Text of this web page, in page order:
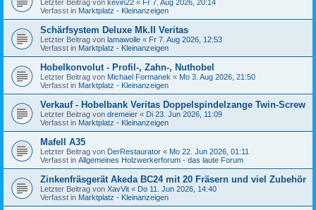
Letzter Beitrag von kevin22 « Fr 7. Aug 2026, 20:14
Verfasst in Marktplatz - Kleinanzeigen
Schärfsystem Deluxe Mk.II Veritas
Letzter Beitrag von lamawolle « Fr 7. Aug 2026, 12:53
Verfasst in Marktplatz - Kleinanzeigen
Hobelkonvolut - Profil-, Zahn-, Nuthobel
Letzter Beitrag von Michael Formanek « Mo 3. Aug 2026, 21:50
Verfasst in Marktplatz - Kleinanzeigen
Verkauf - Hobelbank Veritas Doppelspindelzange Twin-Screw
Letzter Beitrag von dremeier « Di 23. Jun 2026, 11:09
Verfasst in Marktplatz - Kleinanzeigen
Mafell A35
Letzter Beitrag von DerRestaurator « Mo 22. Jun 2026, 01:11
Verfasst in Allgemeines Holzwerkerforum - das laute Forum
Zinkenfräsgerät Akeda BC24 mit 20 Fräsern und viel Zubehör
Letzter Beitrag von XavVit « Do 11. Jun 2026, 14:40
Verfasst in Marktplatz - Kleinanzeigen